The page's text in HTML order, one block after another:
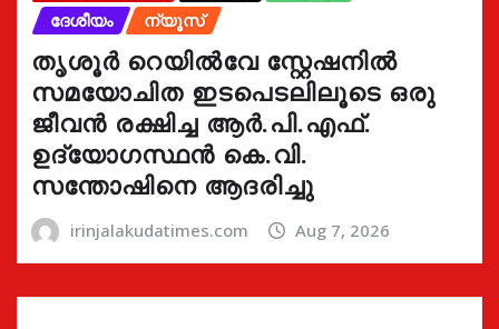
ദേശീയം
ന്യൂസ്
തൃശൂർ റെയിൽവേ സ്റ്റേഷനിൽ
സമയോചിത ഇടപെടലിലൂടെ ഒരു
ജീവൻ രക്ഷിച്ച ആർ.പി.എഫ്.
ഉദ്യോഗസ്ഥൻ കെ.വി.
സന്തോഷിനെ ആദരിച്ചു
irinjalakudatimes.com Aug 7, 2026